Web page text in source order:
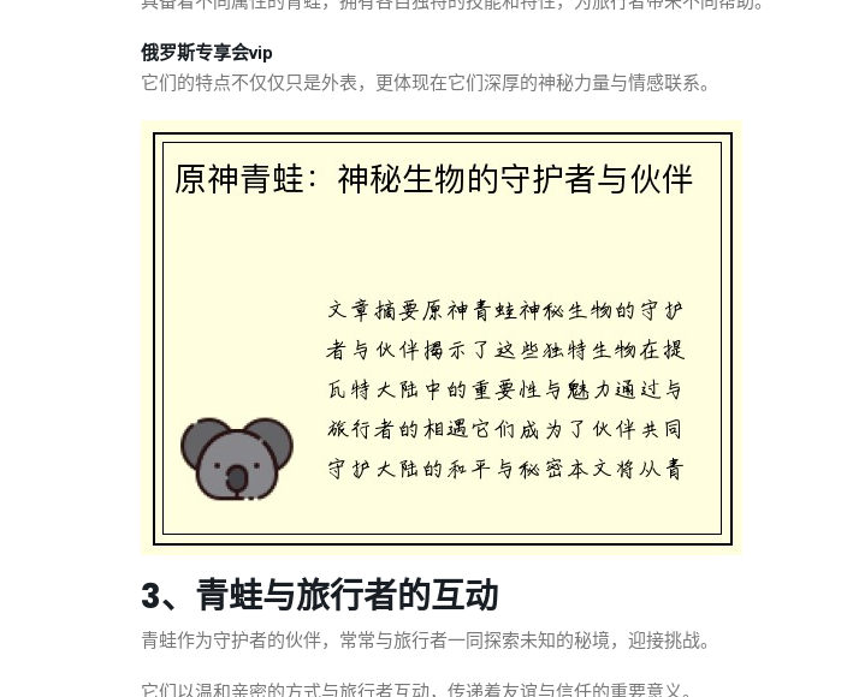
俄罗斯专享会vip
它们的特点不仅仅只是外表，更体现在它们深厚的神秘力量与情感联系。
3、青蛙与旅行者的互动
青蛙作为守护者的伙伴，常常与旅行者一同探索未知的秘境，迎接挑战。
它们以温和亲密的方式与旅行者互动，传递着友谊与信任的重要意义。